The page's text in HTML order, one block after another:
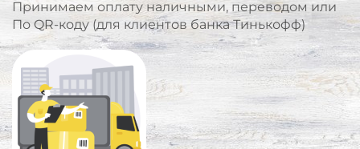
Принимаем оплату наличными, переводом или
По QR-коду (для клиентов банка Тинькофф)